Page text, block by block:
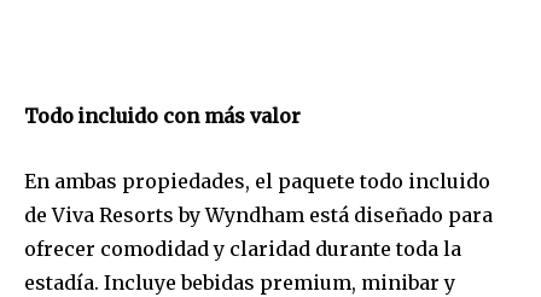
Todo incluido con más valor
En ambas propiedades, el paquete todo incluido
de Viva Resorts by Wyndham está diseñado para
ofrecer comodidad y claridad durante toda la
estadía. Incluye bebidas premium, minibar y